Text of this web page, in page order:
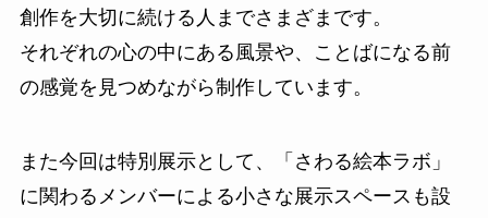
創作を大切に続ける人までさまざまです。
それぞれの心の中にある風景や、ことばになる前
の感覚を見つめながら制作しています。
また今回は特別展示として、「さわる絵本ラボ」
に関わるメンバーによる小さな展示スペースも設